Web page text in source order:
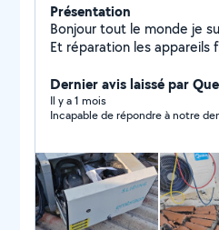
Présentation
Bonjour tout le monde je
Et réparation les
Dernier avis laissé par
Il y a 1 mois
Incapable de répondre à notre